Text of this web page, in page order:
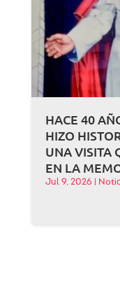
HACE 40
HIZO
UNA VISITA
EN LA
Jul 9, 2026